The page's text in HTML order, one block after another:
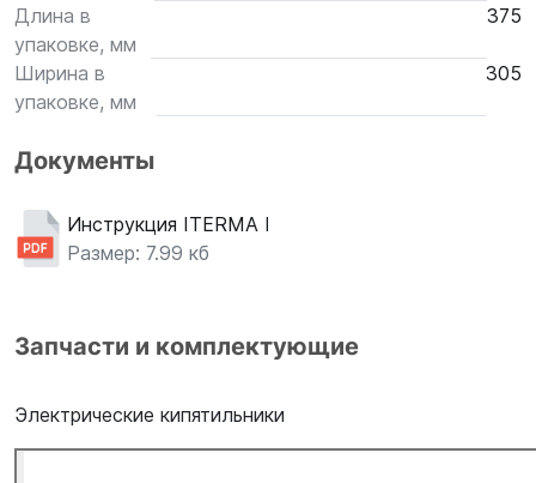
Длина в
упаковке, мм
375
Ширина в
упаковке, мм
305
Документы
Инструкция ITERMA КНЭМ-50Н
Размер: 7.99 кб
Запчасти и комплектующие
Электрические кипятильники